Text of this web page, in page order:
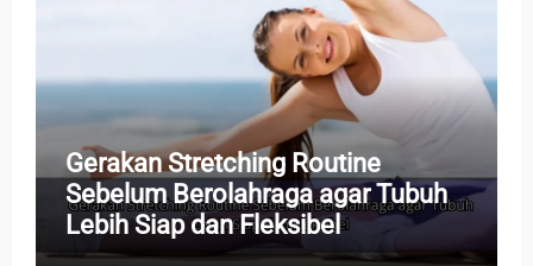
Gerakan Stretching Routine
Sebelum Berolahraga agar Tubuh
Lebih Siap dan Fleksibel